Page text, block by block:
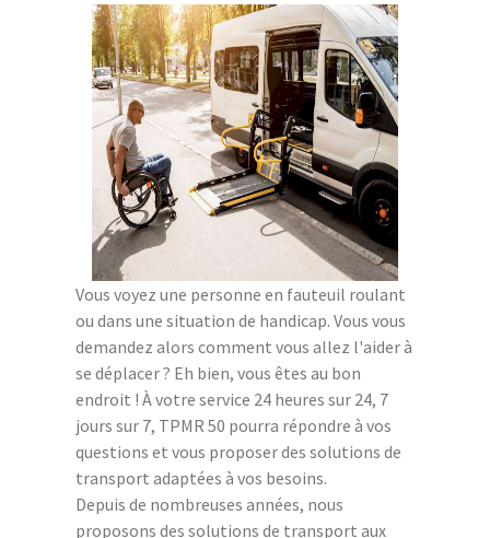
Vous voyez une personne en fauteuil roulant
ou dans une situation de handicap. Vous vous
demandez alors comment vous allez l'aider à
se déplacer ? Eh bien, vous êtes au bon
endroit ! À votre service 24 heures sur 24, 7
jours sur 7, TPMR 50 pourra répondre à vos
questions et vous proposer des solutions de
transport adaptées à vos besoins.
Depuis de nombreuses années, nous
proposons des solutions de transport aux